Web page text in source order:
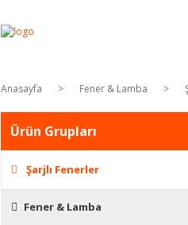
Anasayfa Fener & Lamba
Ürün Grupları
Şarjlı Fenerler
Fener & Lamba